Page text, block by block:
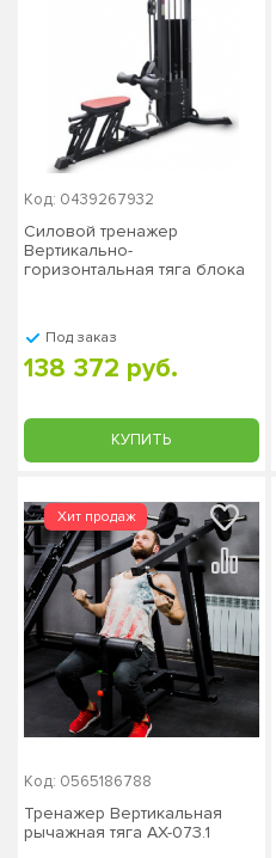
Код: 0439267932
Силовой тренажер
Вертикально-
горизонтальная тяга блока
Под заказ
138 372 руб.
КУПИТЬ
Код: 0565186788
Тренажер Вертикальная
рычажная тяга AX-073.1